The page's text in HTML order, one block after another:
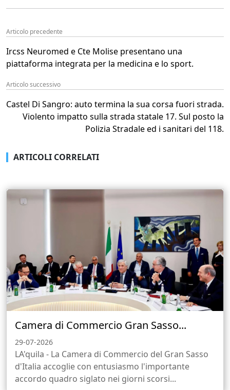
Articolo precedente
Ircss Neuromed e Cte Molise presentano una
piattaforma integrata per la medicina e lo sport.
Articolo successivo
Castel Di Sangro: auto termina la sua corsa fuori strada.
Violento impatto sulla strada statale 17. Sul posto la
Polizia Stradale ed i sanitari del 118.
ARTICOLI CORRELATI
Camera di Commercio Gran Sasso...
29-07-2026
LA'quila - La Camera di Commercio del Gran Sasso
d'Italia accoglie con entusiasmo l'importante
accordo quadro siglato nei giorni scorsi...